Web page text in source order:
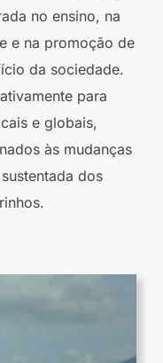
no ensino, na
e na promoção de
da sociedade.
para
e globais,
às mudanças
dos